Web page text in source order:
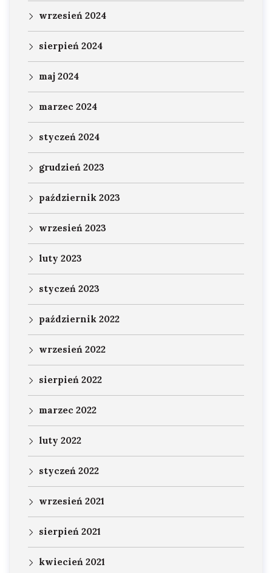
wrzesień 2024
sierpień 2024
maj 2024
marzec 2024
styczeń 2024
grudzień 2023
październik 2023
wrzesień 2023
luty 2023
styczeń 2023
październik 2022
wrzesień 2022
sierpień 2022
marzec 2022
luty 2022
styczeń 2022
wrzesień 2021
sierpień 2021
kwiecień 2021